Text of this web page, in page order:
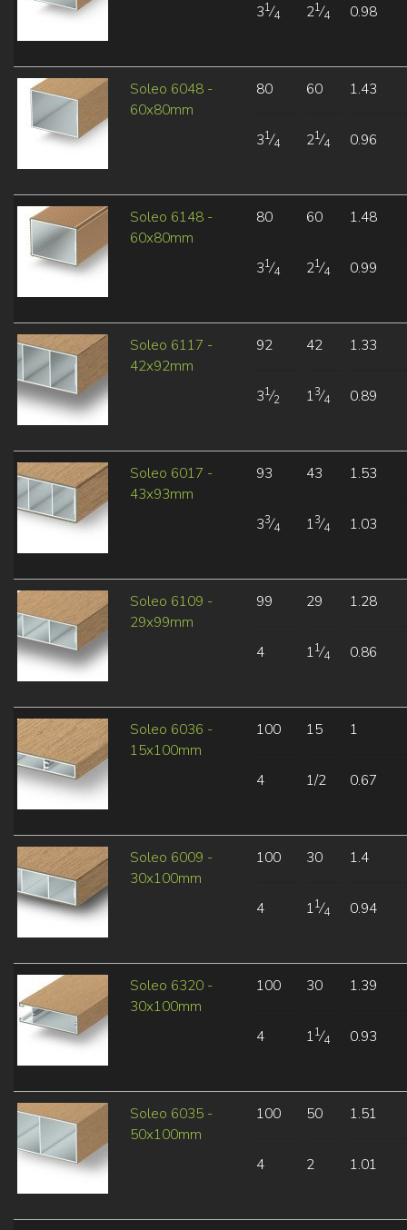
31⁄4 21⁄4 0.98
Soleo 6048 -
60x80mm
80
31⁄4
60
21⁄4
1.43
0.96
Soleo 6148 -
60x80mm
80
31⁄4
60
21⁄4
1.48
0.99
Soleo 6117 -
42x92mm
92
31⁄2
42
13⁄4
1.33
0.89
Soleo 6017 -
43x93mm
93
33⁄4
43
13⁄4
1.53
1.03
Soleo 6109 -
29x99mm
99
4
29
11⁄4
1.28
0.86
Soleo 6036 -
15x100mm
100
4
15
1/2
1
0.67
Soleo 6009 -
30x100mm
100
4
30
11⁄4
1.4
0.94
Soleo 6320 -
30x100mm
100
4
30
11⁄4
1.39
0.93
Soleo 6035 -
50x100mm
100
4
50
2
1.51
1.01